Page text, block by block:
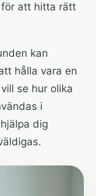
att hitta rätt
kan
hålla vara en
se hur olika
i
hjälpa dig